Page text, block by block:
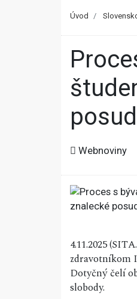
Úvod
Proces s bývalým záchranárom obžalovaným z únosu
Webnoviny
4.11.2025
zdravotníkom
Dotyčný čelí
slobody.